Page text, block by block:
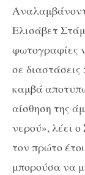
Ελισάβετ
φωτογραφίες
σε
καμβά
αίσθηση της
νερού», λέει
τον πρώτο
μπορούσα να